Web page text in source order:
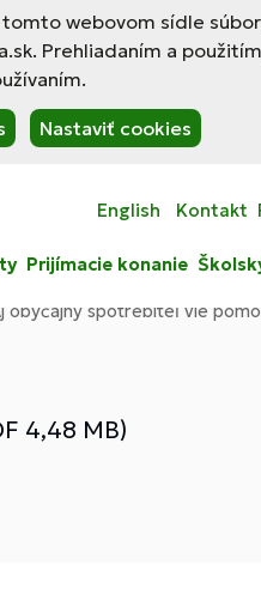
webovom sídle
Prehliadaním a
Nastaviť cookies
English Kontakt
Prijímacie konanie
obyčajný spotrebiteľ vie
4,48 MB)